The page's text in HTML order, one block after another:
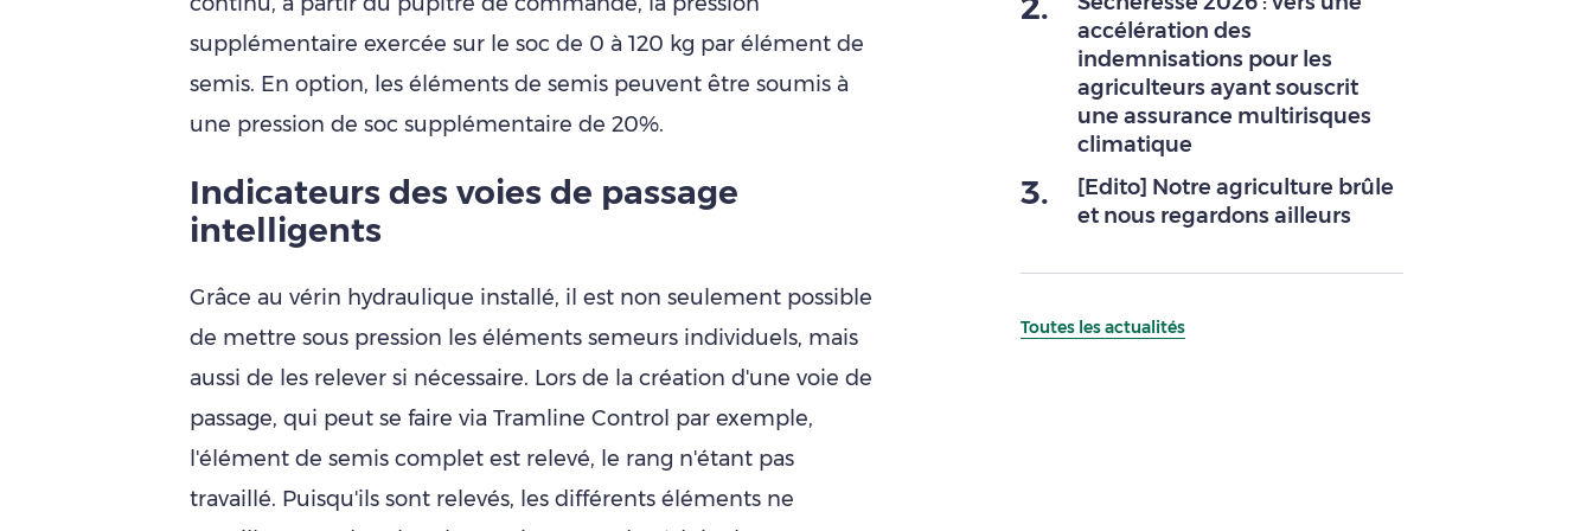
supplémentaire exercée sur le soc de 0 à 120 kg par élément de
semis. En option, les éléments de semis peuvent être soumis à
une pression de soc supplémentaire de 20%.
Indicateurs des voies de passage
intelligents
Grâce au vérin hydraulique installé, il est non seulement possible
de mettre sous pression les éléments semeurs individuels, mais
aussi de les relever si nécessaire. Lors de la création d'une voie de
passage, qui peut se faire via Tramline Control par exemple,
l'élément de semis complet est relevé, le rang n'étant pas
travaillé. Puisqu'ils sont relevés, les différents éléments ne
accélération des
indemnisations pour les
agriculteurs ayant souscrit
une assurance multirisques
climatique
3.
[Edito] Notre agriculture brûle
et nous regardons ailleurs
Toutes les actualités